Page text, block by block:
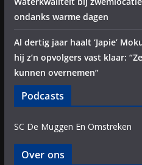
ondanks warme dagen
Al dertig jaar haalt ‘Japie’
hij z’n opvolgers vast klaar:
kunnen overnemen”
Podcasts
SC De Muggen En Omstreken
Over ons